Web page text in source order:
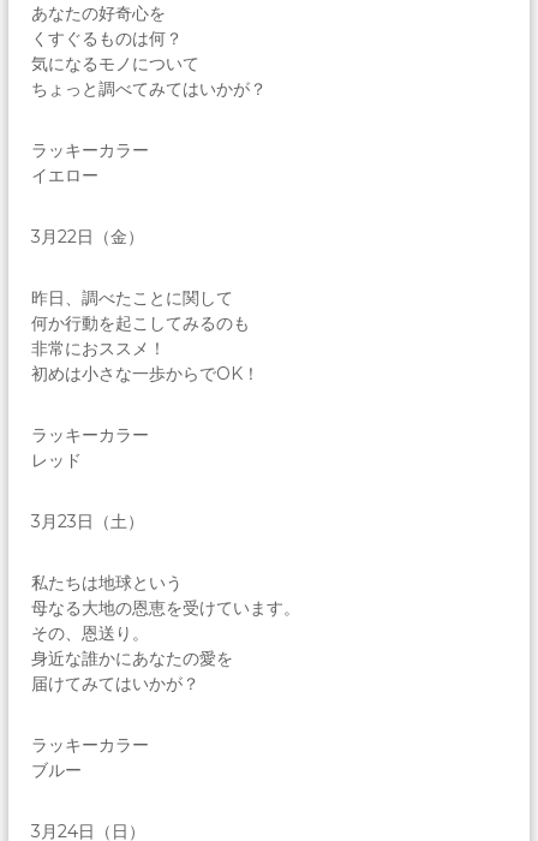
あなたの好奇心を
くすぐるものは何？
気になるモノについて
ちょっと調べてみてはいかが？
ラッキーカラー
イエロー
3月22日（金）
昨日、調べたことに関して
何か行動を起こしてみるのも
非常におススメ！
初めは小さな一歩からでOK！
ラッキーカラー
レッド
3月23日（土）
私たちは地球という
母なる大地の恩恵を受けています。
その、恩送り。
身近な誰かにあなたの愛を
届けてみてはいかが？
ラッキーカラー
ブルー
3月24日（日）